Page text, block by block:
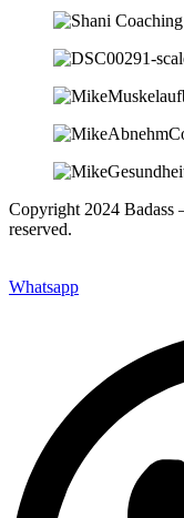
Copyright 2024 Badass
reserved.
Whatsapp